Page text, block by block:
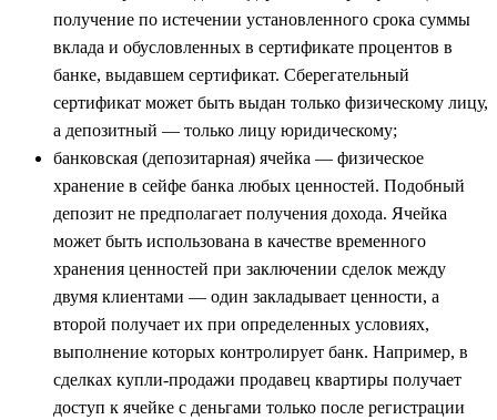
получение по истечении установленного срока суммы
вклада и обусловленных в сертификате процентов в
банке, выдавшем сертификат. Сберегательный
сертификат может быть выдан только физическому лицу,
а депозитный — только лицу юридическому;
банковская (депозитарная) ячейка — физическое
хранение в сейфе банка любых ценностей. Подобный
депозит не предполагает получения дохода. Ячейка
может быть использована в качестве временного
хранения ценностей при заключении сделок между
двумя клиентами — один закладывает ценности, а
второй получает их при определенных условиях,
выполнение которых контролирует банк. Например, в
сделках купли-продажи продавец квартиры получает
доступ к ячейке с деньгами только после регистрации